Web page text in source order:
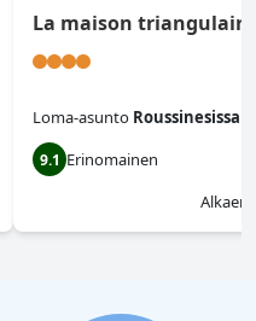
La maison triangulaire
Loma-asunto Roussinesissa
9.1 Erinomainen
Alkaen